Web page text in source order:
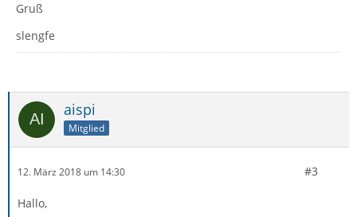
Gruß
slengfe
aispi
Mitglied
12. März 2018 um 14:30 #3
Hallo,